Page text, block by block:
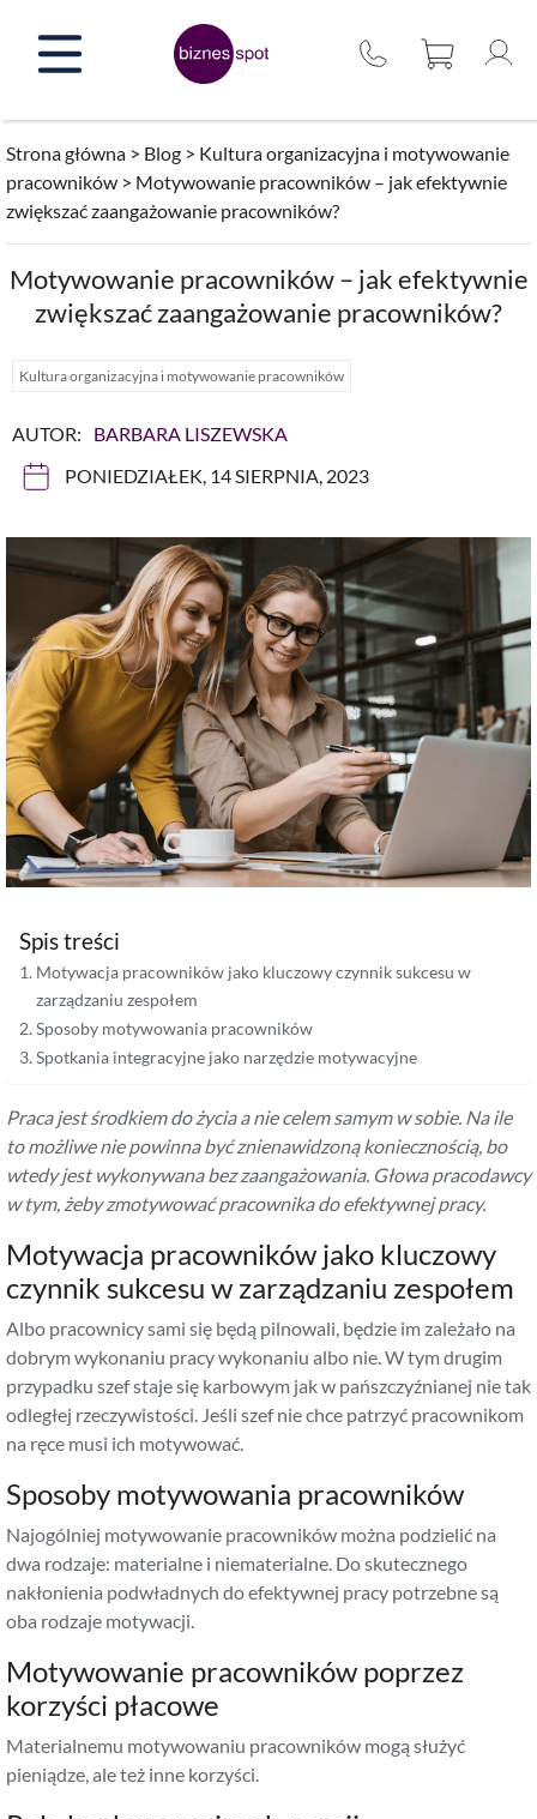
treści
Strona główna > Blog > Kultura organizacyjna i motywowanie
pracowników > Motywowanie pracowników – jak efektywnie
zwiększać zaangażowanie pracowników?
Motywowanie pracowników – jak efektywnie
zwiększać zaangażowanie pracowników?
Kultura organizacyjna i motywowanie pracowników
AUTOR:
BARBARA LISZEWSKA
PONIEDZIAŁEK, 14 SIERPNIA, 2023
Spis treści
Motywacja pracowników jako kluczowy czynnik sukcesu w
zarządzaniu zespołem
Sposoby motywowania pracowników
Spotkania integracyjne jako narzędzie motywacyjne
Praca jest środkiem do życia a nie celem samym w sobie. Na ile
to możliwe nie powinna być znienawidzoną koniecznością, bo
wtedy jest wykonywana bez zaangażowania. Głowa pracodawcy
w tym, żeby zmotywować pracownika do efektywnej pracy.
Motywacja pracowników jako kluczowy
czynnik sukcesu w zarządzaniu zespołem
Albo pracownicy sami się będą pilnowali, będzie im zależało na
dobrym wykonaniu pracy wykonaniu albo nie. W tym drugim
przypadku szef staje się karbowym jak w pańszczyźnianej nie tak
odległej rzeczywistości. Jeśli szef nie chce patrzyć pracownikom
na ręce musi ich motywować.
Sposoby motywowania pracowników
Najogólniej motywowanie pracowników można podzielić na
dwa rodzaje: materialne i niematerialne. Do skutecznego
nakłonienia podwładnych do efektywnej pracy potrzebne są
oba rodzaje motywacji.
Motywowanie pracowników poprzez
korzyści płacowe
Materialnemu motywowaniu pracowników mogą służyć
pieniądze, ale też inne korzyści.